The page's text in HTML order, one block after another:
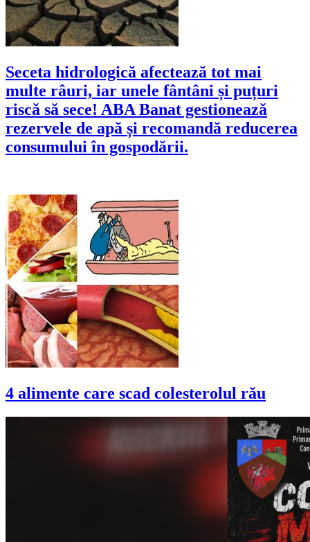
Seceta hidrologică afectează tot mai
multe râuri, iar unele fântâni și puțuri
riscă să sece! ABA Banat gestionează
rezervele de apă și recomandă reducerea
consumului în gospodării.
4 alimente care scad colesterolul rău